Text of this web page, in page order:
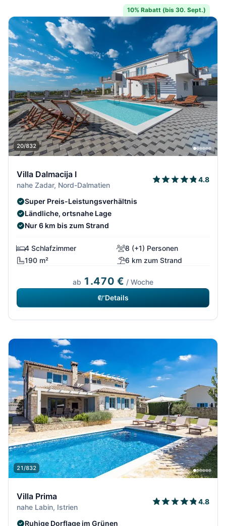
10% Rabatt (bis 30. Sept.)
20/832
Villa Dalmacija I
nahe Zadar, Nord-Dalmatien
4.8
Super Preis-Leistungsverhältnis
Ländliche, ortsnahe Lage
Nur 6 km bis zum Strand
4 Schlafzimmer
8 (+1) Personen
190 m²
6 km zum Strand
ab 1.470 € / Woche
Details
21/832
Villa Prima
nahe Labin, Istrien
4.8
Ruhige Dorflage im Grünen